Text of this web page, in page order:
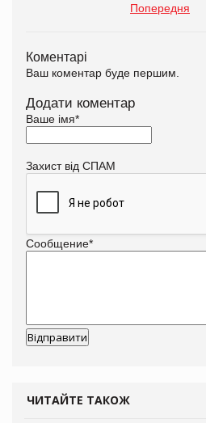
Попередня
Коментарі
Ваш коментар буде першим.
Додати коментар
Ваше імя*
Захист від СПАМ
Сообщение*
ЧИТАЙТЕ ТАКОЖ